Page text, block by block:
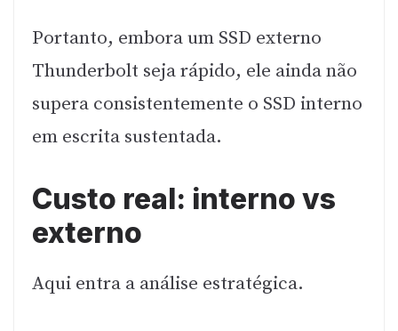
Portanto, embora um SSD externo
Thunderbolt seja rápido, ele ainda não
supera consistentemente o SSD interno
em escrita sustentada.
Custo real: interno vs
externo
Aqui entra a análise estratégica.